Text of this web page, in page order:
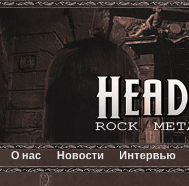
О нас Новости Интервью